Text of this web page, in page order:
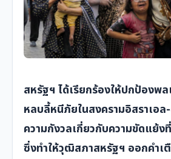
สหรัฐฯ ได้เรียกร้องให้ปกป้องพ
หลบลี้หนีภัยในสงครามอิสราเอ
ความกังวลเกี่ยวกับความขัดแย้ง
ซึ่งทำให้วุฒิสภาสหรัฐฯ ออกคำเ